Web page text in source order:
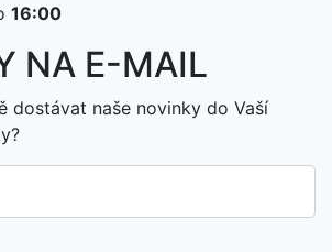
16:00
NA E-MAIL
dostávat naše novinky do Vaší